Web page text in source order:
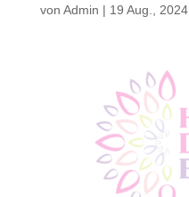
von Admin | 19 Aug., 2024